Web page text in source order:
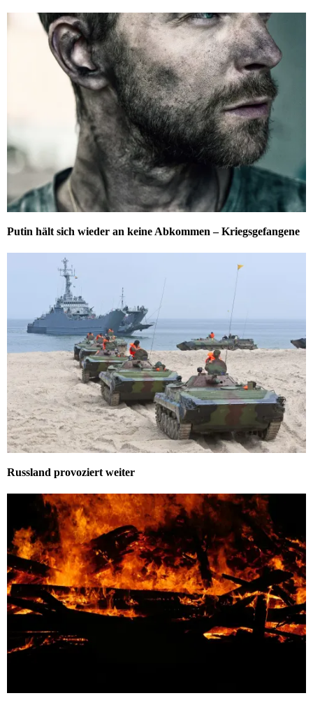
Putin hält sich wieder an keine Abkommen – Kriegsgefangene
Russland provoziert weiter